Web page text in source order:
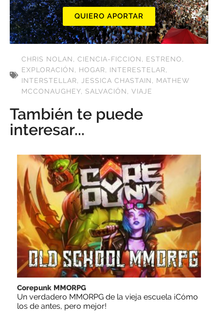
QUIERO APORTAR
CHRIS NOLAN, CIENCIA-FICCION, ESTRENO,
EXPLORACIÓN, HOGAR, INTERESTELAR,
INTERSTELLAR, JESSICA CHASTAIN, MATHEW
MCCONAUGHEY, SALVACIÓN, VIAJE
También te puede
interesar...
Corepunk MMORPG
Un verdadero MMORPG de la vieja escuela ¡Cómo
los de antes, pero mejor!